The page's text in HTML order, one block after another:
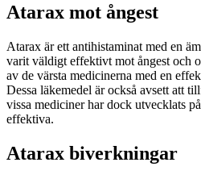
Atarax mot ångest
Atarax är ett antihistaminat med en
varit väldigt effektivt mot ångest och
av de värsta medicinerna med en
Dessa läkemedel är också avsett att
vissa mediciner har dock utvecklats
effektiva.
Atarax biverkningar